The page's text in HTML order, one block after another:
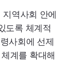
역사회 안에
도록 체계적
사회에 선제
계를 확대해